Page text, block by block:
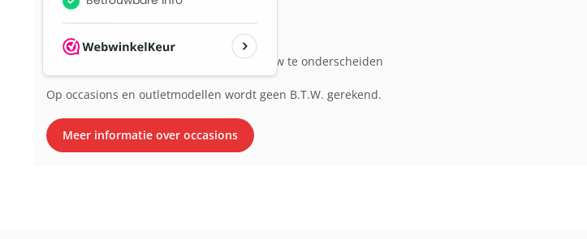
Nieuwstaat
Dit product is in nieuwstaat, niet van nieuw te onderscheiden
Op occasions en outletmodellen wordt geen B.T.W. gerekend.
Meer informatie over occasions